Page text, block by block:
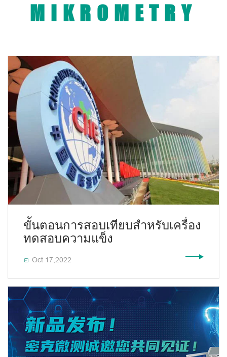
MIKROMETRY
ขั้นตอนการสอบเทียบสำหรับเครื่อง
ทดสอบความแข็ง
 Oct 17,2022